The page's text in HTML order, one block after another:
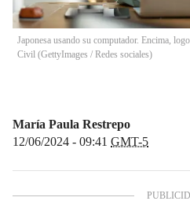
Japonesa usando su computador. Encima,
Civil (GettyImages / Redes sociales)
María Paula Restrepo
12/06/2024 - 09:41 GMT-5